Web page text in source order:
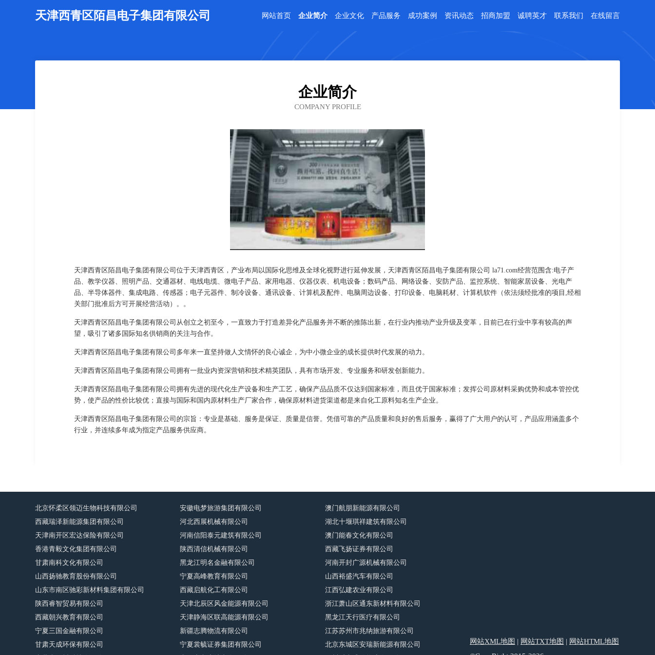
天津西青区陌昌电子集团有限公司 网站首页 企业简介 企业文化 产品服务 成功案例 资讯动态 招商加盟 诚聘英才 联系我们 在线留言
企业简介
COMPANY PROFILE
天津西青区陌昌电子集团有限公司位于天津西青区，产业布局以国际化思维及全球化视野进行延伸发展，天津西青区陌昌电子集团有限公司 la71.com经营范围含:电子产
品、教学仪器、照明产品、交通器材、电线电缆、微电子产品、家用电器、仪器仪表、机电设备；数码产品、网络设备、安防产品、监控系统、智能家居设备、光电产
品、半导体器件、集成电路、传感器；电子元器件、制冷设备、通讯设备、计算机及配件、电脑周边设备、打印设备、电脑耗材、计算机软件（依法须经批准的项目,经相
关部门批准后方可开展经营活动）。。
天津西青区陌昌电子集团有限公司从创立之初至今，一直致力于打造差异化产品服务并不断的推陈出新，在行业内推动产业升级及变革，目前已在行业中享有较高的声
望，吸引了诸多国际知名供销商的关注与合作。
天津西青区陌昌电子集团有限公司多年来一直坚持做人文情怀的良心诚企，为中小微企业的成长提供时代发展的动力。
天津西青区陌昌电子集团有限公司拥有一批业内资深营销和技术精英团队，具有市场开发、专业服务和研发创新能力。
天津西青区陌昌电子集团有限公司拥有先进的现代化生产设备和生产工艺，确保产品品质不仅达到国家标准，而且优于国家标准；发挥公司原材料采购优势和成本管控优
势，使产品的性价比较优；直接与国际和国内原材料生产厂家合作，确保原材料进货渠道都是来自化工原料知名生产企业。
天津西青区陌昌电子集团有限公司的宗旨：专业是基础、服务是保证、质量是信誉。凭借可靠的产品质量和良好的售后服务，赢得了广大用户的认可，产品应用涵盖多个
行业，并连续多年成为指定产品服务供应商。
北京怀柔区领迈生物科技有限公司 安徽电梦旅游集团有限公司
澳门航朋新能源有限公司
西藏瑞泽新能源集团有限公司
河北西展机械有限公司
湖北十堰琪祥建筑有限公司
天津南开区宏达保险有限公司
河南信阳泰元建筑有限公司
澳门能春文化有限公司
香港青毅文化集团有限公司
陕西清信机械有限公司
西藏飞扬证券有限公司
甘肃南科文化有限公司
黑龙江明名金融有限公司
河南开封广源机械有限公司
山西扬驰教育股份有限公司
宁夏高峰教育有限公司
山西裕盛汽车有限公司
山东市南区驰彩新材料集团有限公司
西藏启航化工有限公司
江西弘建农业有限公司
陕西睿智贸易有限公司
天津北辰区风金能源有限公司
浙江萧山区通东新材料有限公司
西藏朝兴教育有限公司
天津静海区联高能源有限公司
黑龙江天行医疗有限公司
宁夏三国金融有限公司
新疆志腾物流有限公司
江苏苏州市兆纳旅游有限公司
甘肃天成环保有限公司
宁夏裳毓证券集团有限公司
北京东城区安瑞新能源有限公司
网站XML地图 | 网站TXT地图 | 网站HTML地图